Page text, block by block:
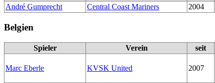
André Gumprecht
Central Coast Mariners 2004
Belgien
Spieler Verein seit
Marc Eberle KVSK United 2007